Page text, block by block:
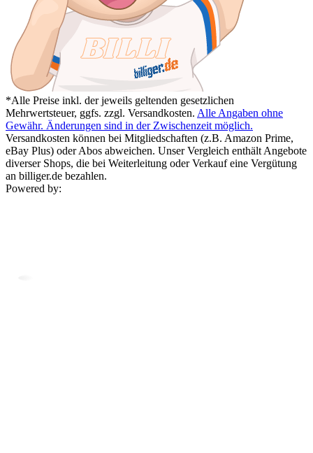
*Alle Preise inkl. der jeweils geltenden gesetzlichen
Mehrwertsteuer, ggfs. zzgl. Versandkosten. Alle Angaben ohne
Gewähr. Änderungen sind in der Zwischenzeit möglich.
Versandkosten können bei Mitgliedschaften (z.B. Amazon Prime,
eBay Plus) oder Abos abweichen. Unser Vergleich enthält Angebote
diverser Shops, die bei Weiterleitung oder Verkauf eine Vergütung
an billiger.de bezahlen.
Powered by: